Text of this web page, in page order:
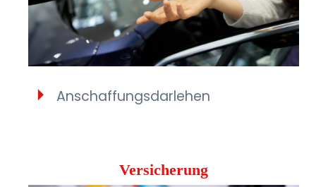
Anschaffungsdarlehen
Versicherung